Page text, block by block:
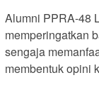
Alumni PPRA-48
memperingatkan
sengaja
membentuk opini